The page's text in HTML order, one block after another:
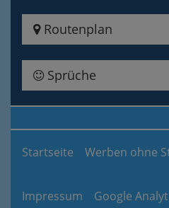
Routenplan
Sprüche
Startseite Werben ohne
Impressum Google